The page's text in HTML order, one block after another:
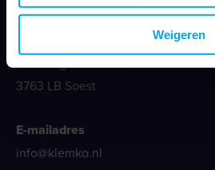
Weigeren
Nieuwegracht 26
3763 LB Soest
E-mailadres
info@klemko.nl